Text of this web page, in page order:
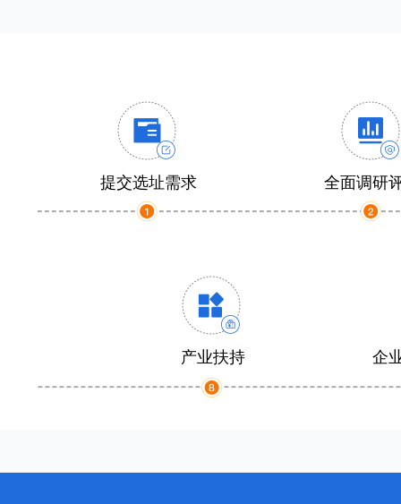
提交选址需求 全面调研
产业扶持 企